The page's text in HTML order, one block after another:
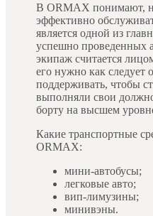
В ORMAX понимают,
эффективно
является одной из
успешно проведенных
экипаж считается
его нужно как следует
поддерживать, чтобы
выполняли свои
борту на высшем
Какие транспортные
ORMAX:
мини-автобусы;
легковые авто;
вип-лимузины;
минивэны.